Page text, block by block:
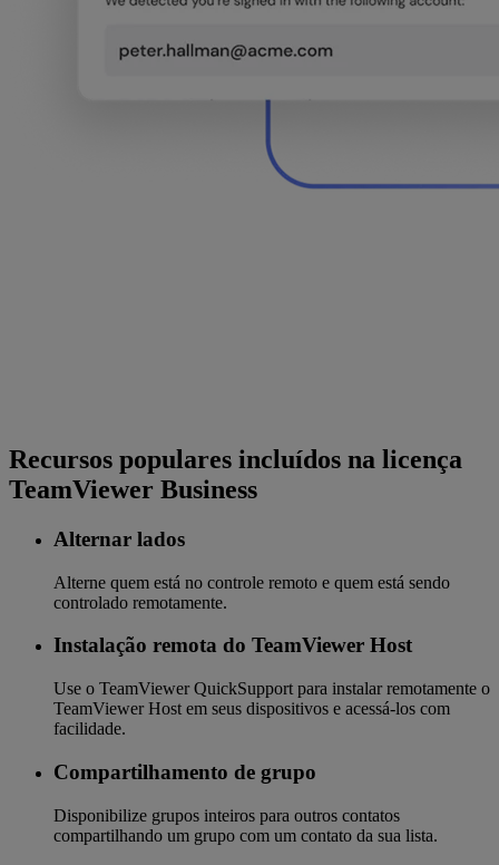
Recursos populares incluídos na licença
TeamViewer Business
Alternar lados
Alterne quem está no controle remoto e quem está sendo
controlado remotamente.
Instalação remota do TeamViewer Host
Use o TeamViewer QuickSupport para instalar remotamente o
TeamViewer Host em seus dispositivos e acessá-los com
facilidade.
Compartilhamento de grupo
Disponibilize grupos inteiros para outros contatos
compartilhando um grupo com um contato da sua lista.